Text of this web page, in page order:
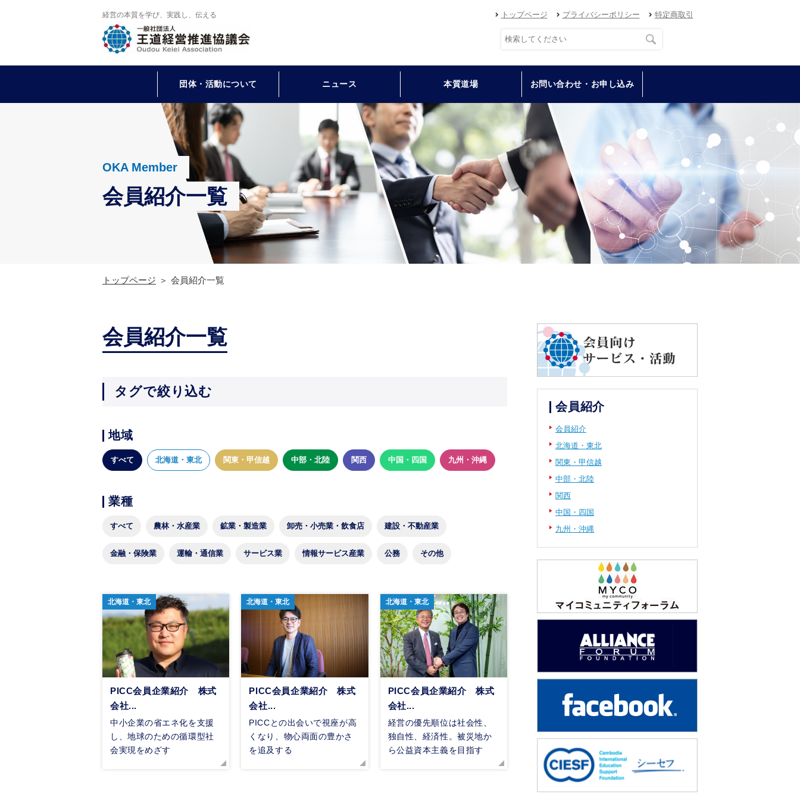
経営の本質を学び、実践し、伝える トップページ プライバシーポリシー 特定商取引
団体・活動について ニュース 本質道場 お問い合わせ・お申し込み
OKA Member
会員紹介一覧
トップページ 会員紹介一覧
会員紹介一覧
タグで絞り込む
地域
すべて 北海道・東北 関東・甲信越 中部・北陸 関西 中国・四国 九州・沖縄
業種
すべて 農林・水産業 鉱業・製造業 卸売・小売業・飲食店 建設・不動産業
金融・保険業 運輸・通信業 サービス業 情報サービス産業 公務 その他
北海道・東北
PICC会員企業紹介 株式
会社...
中小企業の省エネ化を支援
し、地球のための循環型社
会実現をめざす
北海道・東北
PICC会員企業紹介 株式
会社...
PICCとの出会いで視座が高
くなり、物心両面の豊かさ
を追及する
北海道・東北
PICC会員企業紹介 株式
会社...
経営の優先順位は社会性、
独自性、経済性。被災地か
ら公益資本主義を目指す
会員紹介
会員紹介
北海道・東北
関東・甲信越
中部・北陸
関西
中国・四国
九州・沖縄